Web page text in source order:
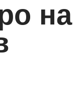
на